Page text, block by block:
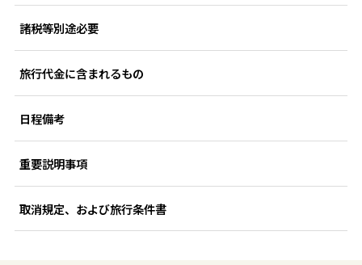
諸税等別途必要
旅行代金に含まれるもの
日程備考
重要説明事項
取消規定、および旅行条件書